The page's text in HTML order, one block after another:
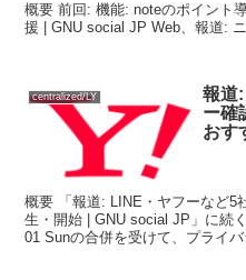
概要 前回: 機能: noteのポイント
援 | GNU social JP Web、報道:
centralized/LY
報道
ー確
おす
概要 「報道: LINE・ヤフーなど5
生・開始 | GNU social JP」に続
01 Sunの合併を受けて、プライバ